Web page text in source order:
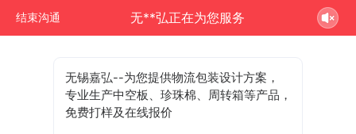
结束沟通 无**弘正在为您服务
无锡嘉弘--为您提供物流包装设计方案，
专业生产中空板、珍珠棉、周转箱等产品，
免费打样及在线报价